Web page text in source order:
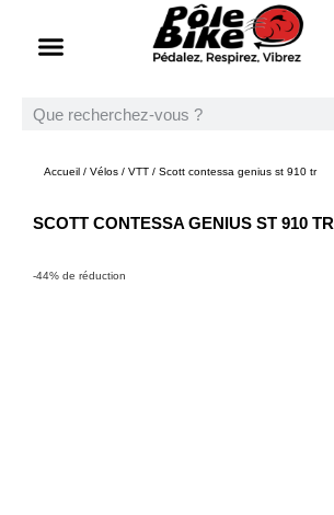
Accueil / Vélos / VTT / Scott contessa genius st 910 tr
SCOTT CONTESSA GENIUS ST 910 TR
-44% de réduction